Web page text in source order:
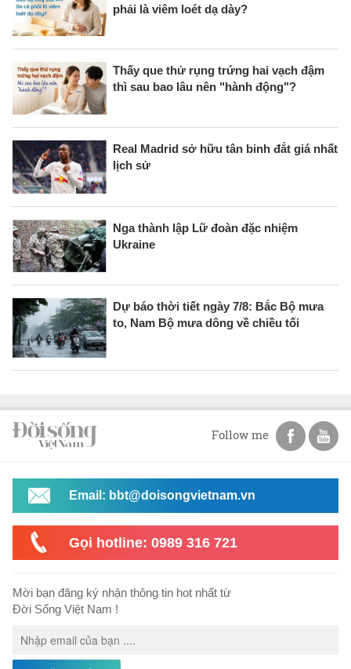
phải là viêm loét dạ dày?
Thấy que thử rụng trứng hai vạch đậm
thì sau bao lâu nên "hành động"?
Real Madrid sở hữu tân binh đắt giá nhất
lịch sử
Nga thành lập Lữ đoàn đặc nhiệm
Ukraine
Dự báo thời tiết ngày 7/8: Bắc Bộ mưa
to, Nam Bộ mưa dông về chiều tối
Follow me
Email: bbt@doisongvietnam.vn
Gọi hotline: 0989 316 721
Mời bạn đăng ký nhận thông tin hot nhất từ
Đời Sống Việt Nam !